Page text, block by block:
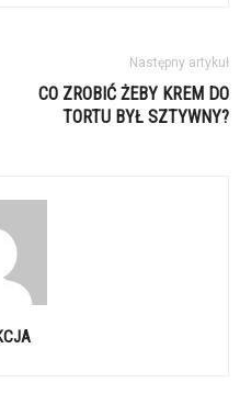
Następny artykuł
CO ZROBIĆ ŻEBY KREM DO
TORTU BYŁ SZTYWNY?